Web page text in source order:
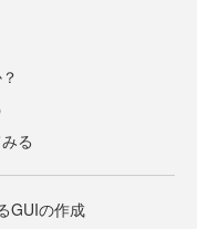
る
GUIの作成